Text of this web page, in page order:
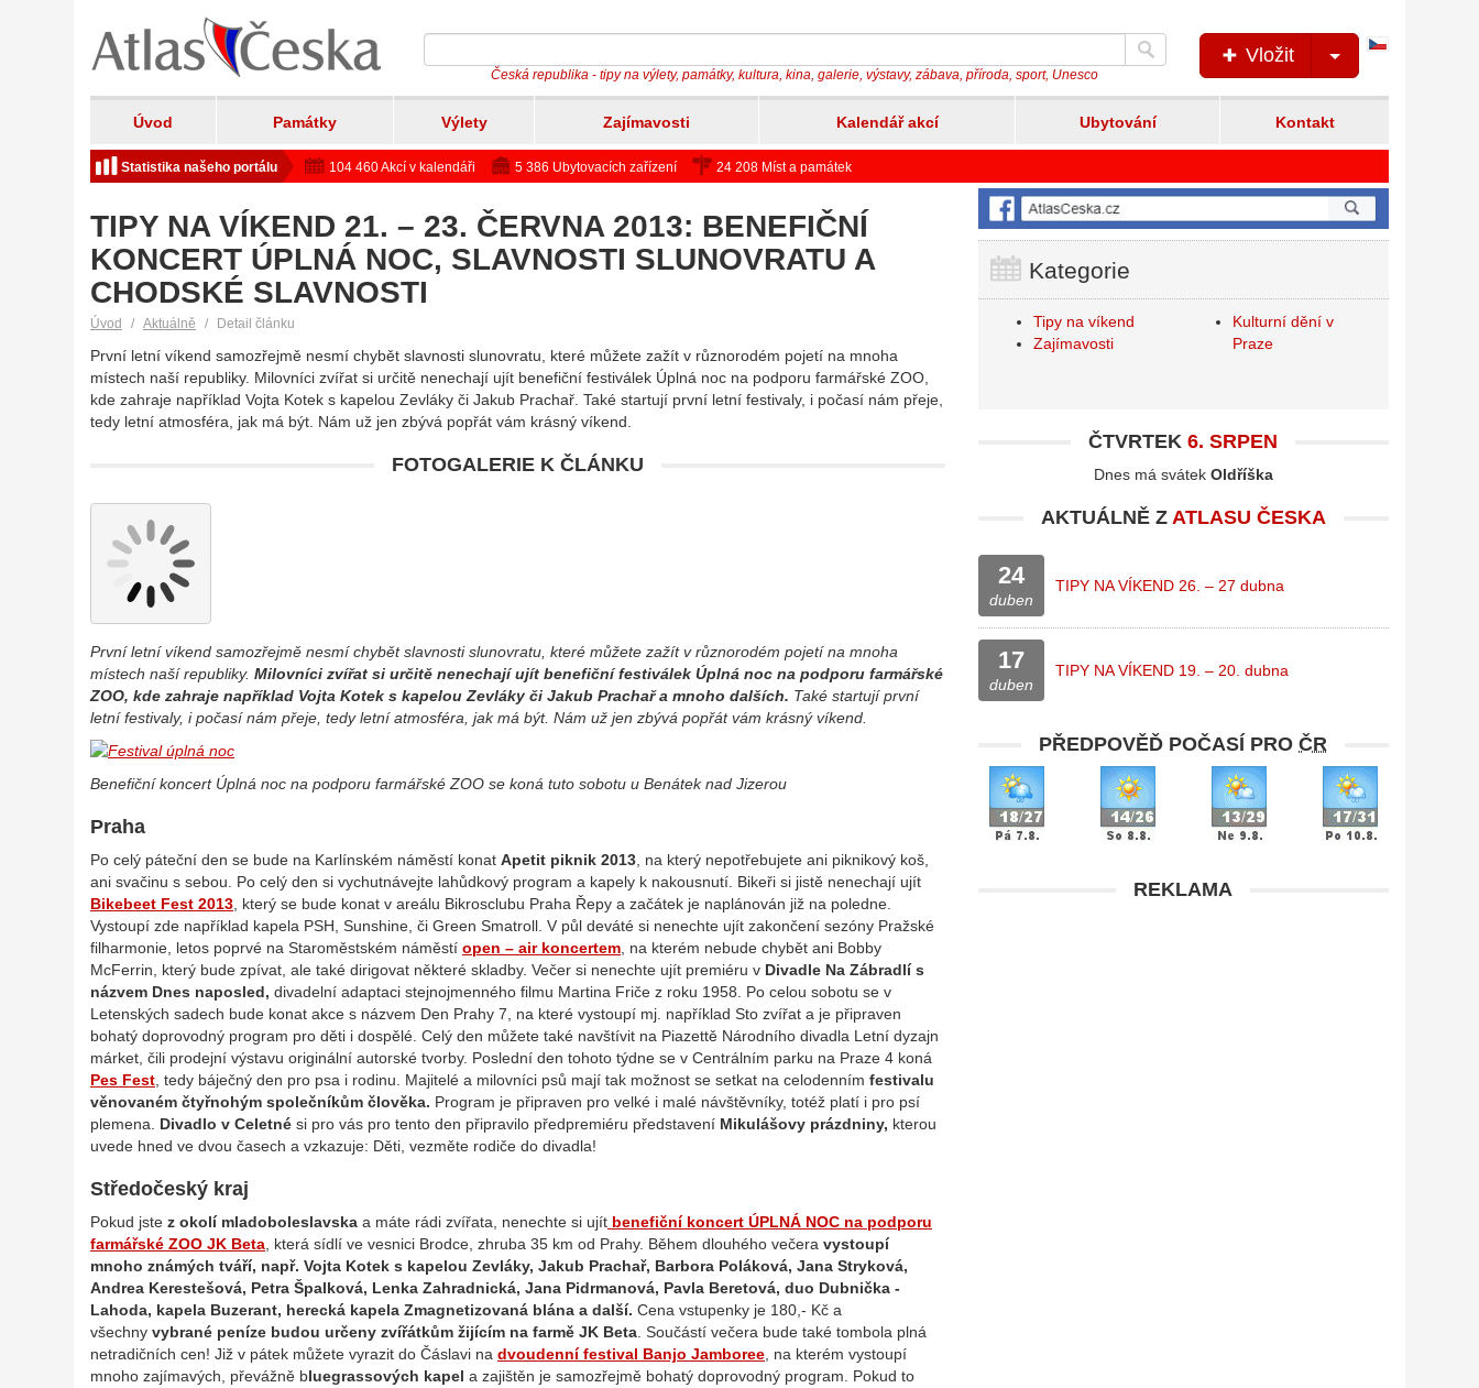
Česká republika - tipy na výlety, památky, kultura, kina, galerie, výstavy, zábava, příroda, sport, Unesco
Vložit
Úvod Památky Výlety Zajímavosti Kalendář akcí Ubytování Kontakt
Statistika našeho portálu 104 460 Akcí v kalendáři 5 386 Ubytovacích zařízení 24 208 Míst a památek
TIPY NA VÍKEND 21. – 23. ČERVNA 2013: BENEFIČNÍ
KONCERT ÚPLNÁ NOC, SLAVNOSTI SLUNOVRATU A
CHODSKÉ SLAVNOSTI
Úvod Aktuálně Detail článku
První letní víkend samozřejmě nesmí chybět slavnosti slunovratu, které můžete zažít v různorodém pojetí na mnoha
místech naší republiky. Milovníci zvířat si určitě nenechají ujít benefiční festiválek Úplná noc na podporu farmářské ZOO,
kde zahraje například Vojta Kotek s kapelou Zevláky či Jakub Prachař. Také startují první letní festivaly, i počasí nám přeje,
tedy letní atmosféra, jak má být. Nám už jen zbývá popřát vám krásný víkend.
FOTOGALERIE K ČLÁNKU
První letní víkend samozřejmě nesmí chybět slavnosti slunovratu, které můžete zažít v různorodém pojetí na mnoha
místech naší republiky. Milovníci zvířat si určitě nenechají ujít benefiční festiválek Úplná noc na podporu farmářské
ZOO, kde zahraje například Vojta Kotek s kapelou Zevláky či Jakub Prachař a mnoho dalších. Také startují první
letní festivaly, i počasí nám přeje, tedy letní atmosféra, jak má být. Nám už jen zbývá popřát vám krásný víkend.
Benefiční koncert Úplná noc na podporu farmářské ZOO se koná tuto sobotu u Benátek nad Jizerou
Praha
Po celý páteční den se bude na Karlínském náměstí konat Apetit piknik 2013 , na který nepotřebujete ani piknikový koš,
ani svačinu s sebou. Po celý den si vychutnávejte lahůdkový program a kapely k nakousnutí. Bikeři si jistě nenechají ujít
Bikebeet Fest 2013 , který se bude konat v areálu Bikrosclubu Praha Řepy a začátek je naplánován již na poledne.
Vystoupí zde například kapela PSH, Sunshine, či Green Smatroll. V půl deváté si nenechte ujít zakončení sezóny Pražské
filharmonie, letos poprvé na Staroměstském náměstí open – air koncertem , na kterém nebude chybět ani Bobby
McFerrin, který bude zpívat, ale také dirigovat některé skladby. Večer si nenechte ujít premiéru v Divadle Na Zábradlí s
názvem Dnes naposled, divadelní adaptaci stejnojmenného filmu Martina Friče z roku 1958. Po celou sobotu se v
Letenských sadech bude konat akce s názvem Den Prahy 7, na které vystoupí mj. například Sto zvířat a je připraven
bohatý doprovodný program pro děti i dospělé. Celý den můžete také navštívit na Piazettě Národního divadla Letní dyzajn
márket, čili prodejní výstavu originální autorské tvorby. Poslední den tohoto týdne se v Centrálním parku na Praze 4 koná
Pes Fest , tedy báječný den pro psa i rodinu. Majitelé a milovníci psů mají tak možnost se setkat na celodenním festivalu
věnovaném čtyřnohým společníkům člověka. Program je připraven pro velké i malé návštěvníky, totéž platí i pro psí
plemena. Divadlo v Celetné si pro vás pro tento den připravilo předpremiéru představení Mikulášovy prázdniny, kterou
uvede hned ve dvou časech a vzkazuje: Děti, vezměte rodiče do divadla!
Středočeský kraj
Pokud jste z okolí mladoboleslavska a máte rádi zvířata, nenechte si ujít benefiční koncert ÚPLNÁ NOC na podporu
farmářské ZOO JK Beta , která sídlí ve vesnici Brodce, zhruba 35 km od Prahy. Během dlouhého večera vystoupí
mnoho známých tváří, např. Vojta Kotek s kapelou Zevláky, Jakub Prachař, Barbora Poláková, Jana Stryková,
Andrea Kerestešová, Petra Špalková, Lenka Zahradnická, Jana Pidrmanová, Pavla Beretová, duo Dubnička -
Lahoda, kapela Buzerant, herecká kapela Zmagnetizovaná blána a další. Cena vstupenky je 180,- Kč a
všechny vybrané peníze budou určeny zvířátkům žijícím na farmě JK Beta . Součástí večera bude také tombola plná
netradičních cen! Již v pátek můžete vyrazit do Čáslavi na dvoudenní festival Banjo Jamboree , na kterém vystoupí
mnoho zajímavých, převážně bluegrassových kapel a zajištěn je samozřejmě bohatý doprovodný program. Pokud to
Kategorie
Tipy na víkend
Zajímavosti
Kulturní dění v
Praze
ČTVRTEK6. SRPEN
Dnes má svátek Oldříška
AKTUÁLNĚ Z ATLASU ČESKA
24
duben
TIPY NA VÍKEND 26. – 27 dubna
17
duben
TIPY NA VÍKEND 19. – 20. dubna
PŘEDPOVĚĎ POČASÍ PROČR
REKLAMA